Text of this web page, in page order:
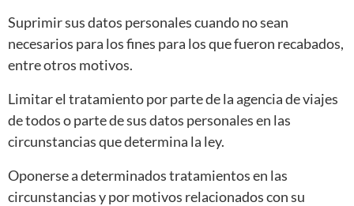
Suprimir sus datos personales cuando no sean
necesarios para los fines para los que fueron recabados,
entre otros motivos.
Limitar el tratamiento por parte de la agencia de viajes
de todos o parte de sus datos personales en las
circunstancias que determina la ley.
Oponerse a determinados tratamientos en las
circunstancias y por motivos relacionados con su